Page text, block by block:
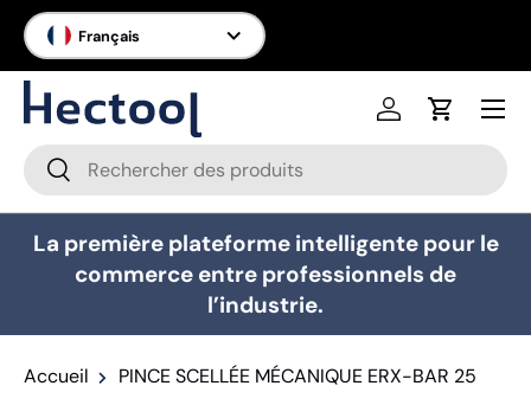
Aller au contenu
Langue
Français
Recherche
Rechercher
Se connecter
Panier
Menu
La première plateforme intelligente pour le
commerce entre professionnels de
l’industrie.
Accueil PINCE SCELLÉE MÉCANIQUE ERX-BAR 25